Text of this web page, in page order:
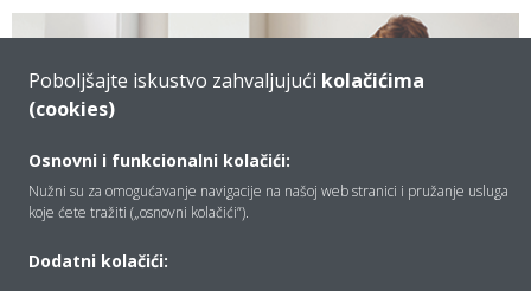
Grijanje i topla voda
Poboljšajte iskustvo zahvaljujući kolačićima
(cookies)
Osnovni i funkcionalni kolačići:
Nužni su za omogućavanje navigacije na našoj web stranici i pružanje usluga
koje ćete tražiti („osnovni kolačići”).
Dodatni kolačići: